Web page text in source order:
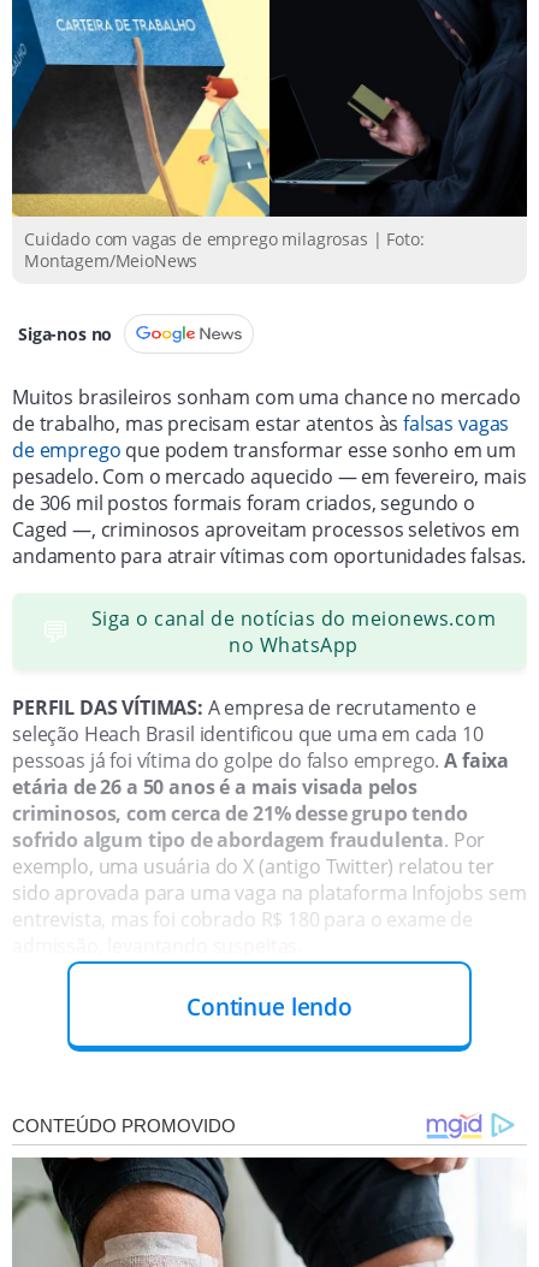
de ofertas atraentes ou vagas sem experiência
exigida. Proteja-se: Evite pagar para participar de
seleções; verifique sempre a autenticidade das
empresas.
Cuidado com vagas de emprego milagrosas | Foto:
Montagem/MeioNews
Siga-nos no
Muitos brasileiros sonham com uma chance no mercado
de trabalho, mas precisam estar atentos àsfalsas vagas
de emprego que podem transformar esse sonho em um
pesadelo. Com o mercado aquecido — em fevereiro, mais
de 306 mil postos formais foram criados, segundo o
Caged —, criminosos aproveitam processos seletivos em
andamento para atrair vítimas com oportunidades falsas.
💬
Siga o canal de notícias do meionews.com
no WhatsApp
PERFIL DAS VÍTIMAS: A empresa de recrutamento e
seleção Heach Brasil identificou que uma em cada 10
pessoas já foi vítima do golpe do falso emprego.A faixa
etária de 26 a 50 anos é a mais visada pelos
criminosos, com cerca de 21% desse grupo tendo
sofrido algum tipo de abordagem fraudulenta. Por
exemplo, uma usuária do X (antigo Twitter) relatou ter
sido aprovada para uma vaga na plataforma Infojobs sem
entrevista, mas foi cobrado R$ 180 para o exame de
Continue lendo